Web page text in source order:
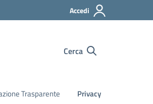
Accedi
Cerca
Trasparente Privacy